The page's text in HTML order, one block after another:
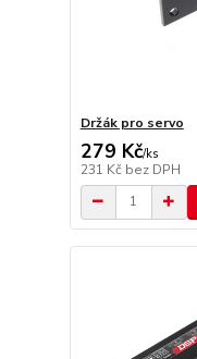
Držák pro servo
279 Kč/ks
231 Kč bez DPH